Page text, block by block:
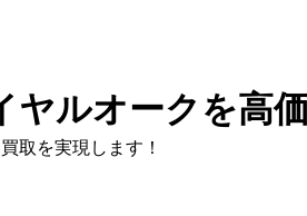
ヤルオークを高
取を実現します！